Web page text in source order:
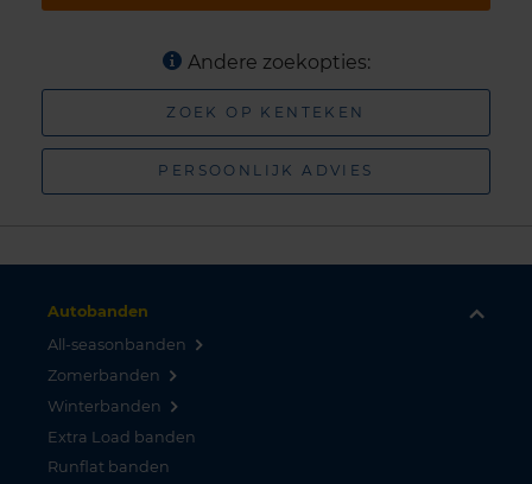
Andere zoekopties:
ZOEK OP KENTEKEN
PERSOONLIJK ADVIES
Autobanden
All-seasonbanden
Zomerbanden
Winterbanden
Extra Load banden
Runflat banden